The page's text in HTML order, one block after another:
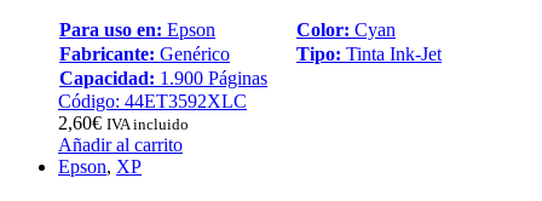
Para uso en: Epson Color: Cyan
Fabricante: Genérico Tipo: Tinta Ink-Jet
Capacidad: 1.900 Páginas
Código: 44ET3592XLC
2,60€ IVA incluido
Añadir al carrito
Epson, XP